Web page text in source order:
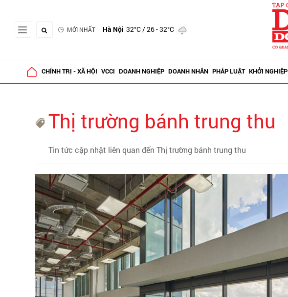
MỚI NHẤT Hà Nội 32°C/ 26 - 32°C
CHÍNH TRỊ - XÃ HỘI VCCI DOANH NGHIỆP DOANH NHÂN PHÁP LUẬT KHỞI NGHIỆP
Thị trường bánh trung thu
Tin tức cập nhật liên quan đến Thị trường bánh trung thu